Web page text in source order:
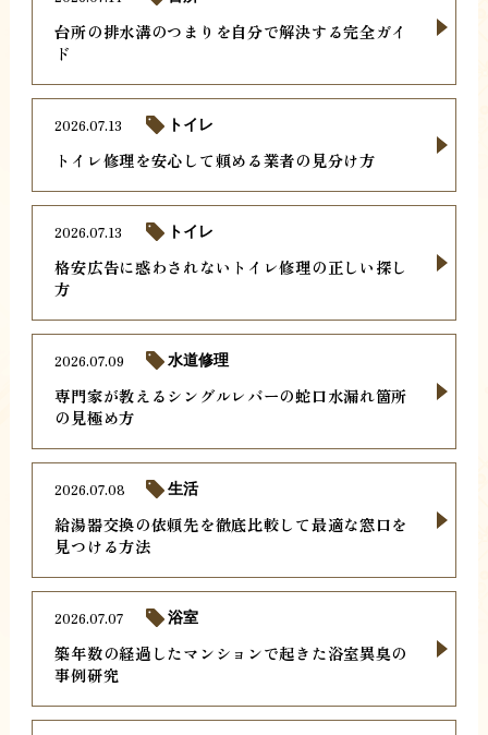
台所の排水溝のつまりを自分で解決する完全ガイ
ド
トイレ修理を安心して頼める業者の見分け方
2026.07.13 トイレ
格安広告に惑わされないトイレ修理の正しい探し
方
2026.07.13 トイレ
専門家が教えるシングルレバーの蛇口水漏れ箇所
の見極め方
2026.07.09 水道修理
給湯器交換の依頼先を徹底比較して最適な窓口を
見つける方法
2026.07.08 生活
築年数の経過したマンションで起きた浴室異臭の
事例研究
2026.07.07 浴室